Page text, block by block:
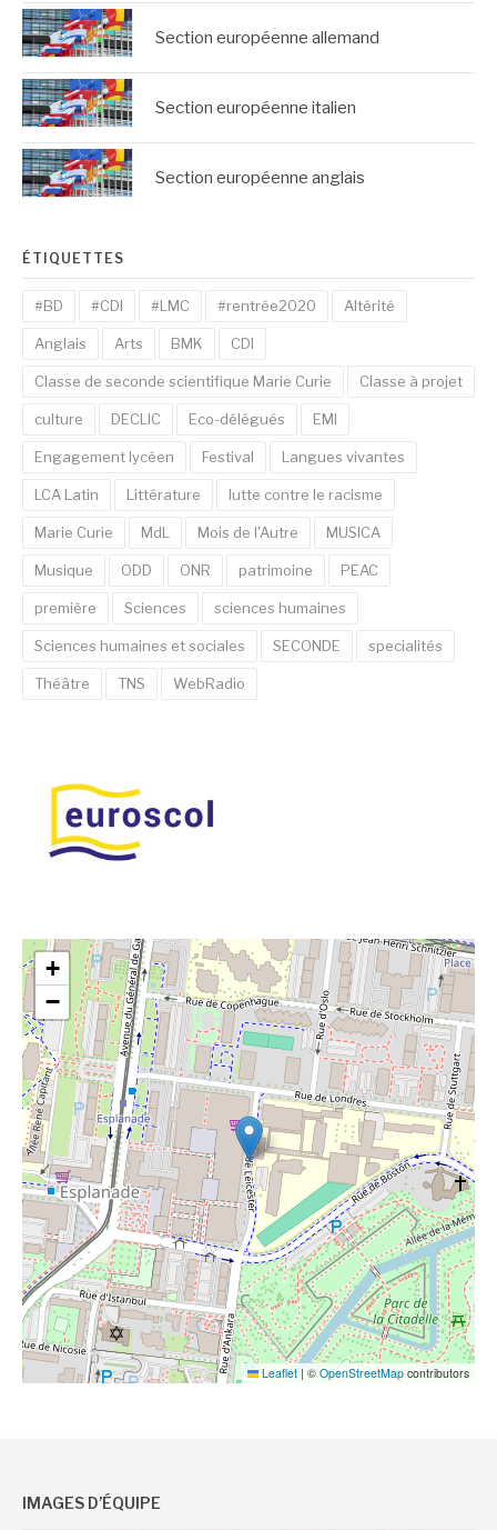
Section européenne allemand
Section européenne italien
Section européenne anglais
ÉTIQUETTES
#BD #CDI #LMC #rentrée2020 Altérité
Anglais Arts BMK CDI
Classe de seconde scientifique Marie Curie Classe à projet
culture DECLIC Eco-délégués EMI
Engagement lycéen Festival Langues vivantes
LCA Latin Littérature lutte contre le racisme
Marie Curie MdL Mois de l'Autre MUSICA
Musique ODD ONR patrimoine PEAC
première Sciences sciences humaines
Sciences humaines et sociales SECONDE specialités
Théâtre TNS WebRadio
+
−
Leaflet | © OpenStreetMapcontributors
IMAGES D’ÉQUIPE